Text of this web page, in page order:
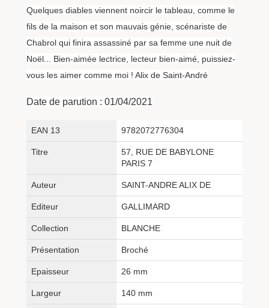
Quelques diables viennent noircir le tableau, comme le
fils de la maison et son mauvais génie, scénariste de
Chabrol qui finira assassiné par sa femme une nuit de
Noël... Bien-aimée lectrice, lecteur bien-aimé, puissiez-
vous les aimer comme moi ! Alix de Saint-André
Date de parution : 01/04/2021
EAN 13 9782072776304
Titre
57, RUE DE BABYLONE
PARIS 7
Auteur SAINT-ANDRE ALIX DE
Editeur GALLIMARD
Collection BLANCHE
Présentation Broché
Epaisseur 26 mm
Largeur 140 mm